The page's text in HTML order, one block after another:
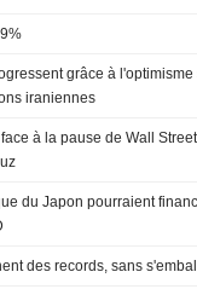
grâce à
iraniennes
à la pause de Wall
du Japon pourraient
des records, sans